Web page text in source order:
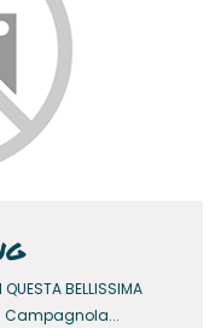
QUESTA BELLISSIMA
Campagnola...